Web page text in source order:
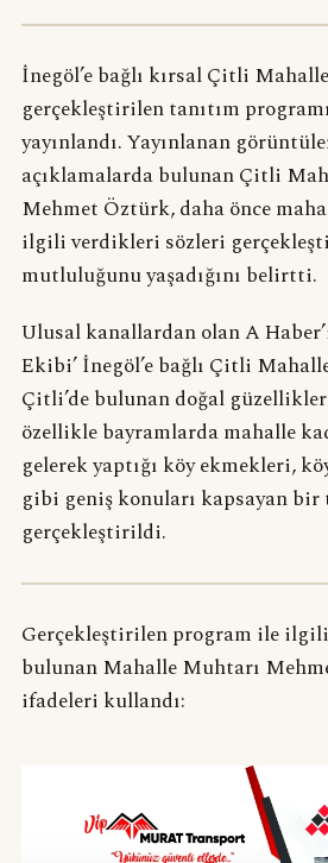
İnegöl’e bağlı kırsal Çitli
gerçekleştirilen tanıtım
yayınlandı. Yayınlanan
açıklamalarda bulunan Çitli
Mehmet Öztürk, daha önce
ilgili verdikleri sözleri
mutluluğunu yaşadığını belirtti.
Ulusal kanallardan olan A
Ekibi’ İnegöl’e bağlı Çitli
Çitli’de bulunan doğal
özellikle bayramlarda mahalle
gelerek yaptığı köy ekmekleri,
gibi geniş konuları kapsayan bir
gerçekleştirildi.
Gerçekleştirilen program ile
bulunan Mahalle Muhtarı
ifadeleri kullandı: